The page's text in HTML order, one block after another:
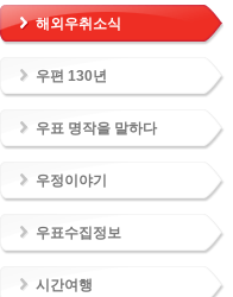
해외우취소식
우편 130년
우표 명작을 말하다
우정이야기
우표수집정보
시간여행